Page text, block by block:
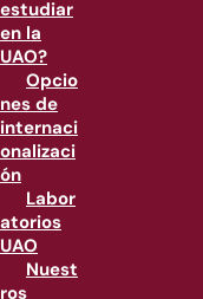
estudiar
en la
UAO?
Opcio
nes de
internaci
onalizaci
ón
Labor
atorios
UAO
Nuest
ros